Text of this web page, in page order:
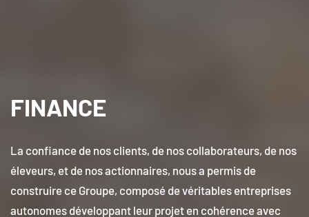
FINANCE
La confiance de nos clients, de nos collaborateurs, de nos
éleveurs, et de nos actionnaires, nous a permis de
construire ce Groupe, composé de véritables entreprises
autonomes développant leur projet en cohérence avec